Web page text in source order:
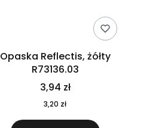
Opaska Reflectis, żółty
R73136.03
3,94 zł
3,20 zł